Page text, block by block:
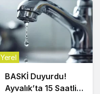
BASKİ Duyurdu!
Ayvalık’ta 15 Saatlik
Yerel